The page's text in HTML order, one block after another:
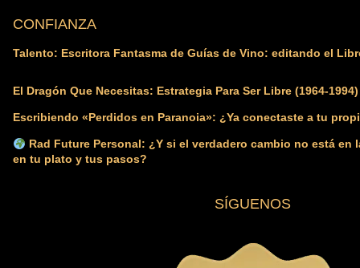
CONFIANZA
Talento: Escritora Fantasma de Guías de Vino: editando el
El Dragón Que Necesitas: Estrategia Para Ser Libre (1964-1994)
Escribiendo «Perdidos en Paranoia»: ¿Ya conectaste a tu
Rad Future Personal: ¿Y si el verdadero cambio no está en
en tu plato y tus pasos?
SÍGUENOS